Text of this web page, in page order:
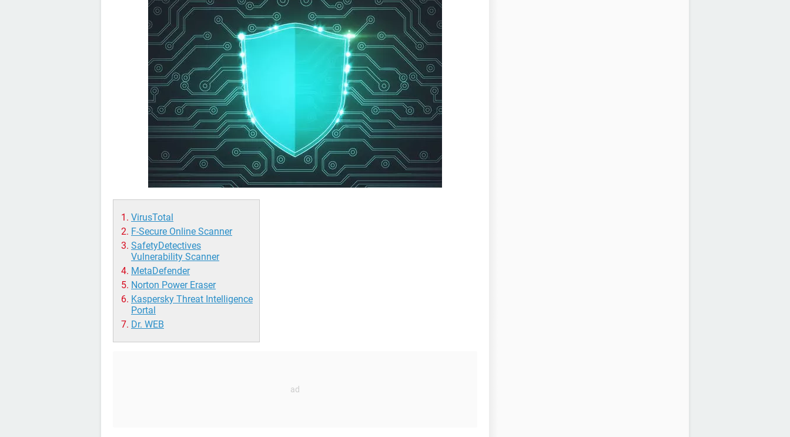
VirusTotal
F-Secure Online Scanner
SafetyDetectives
Vulnerability Scanner
MetaDefender
Norton Power Eraser
Kaspersky Threat Intelligence
Portal
Dr. WEB